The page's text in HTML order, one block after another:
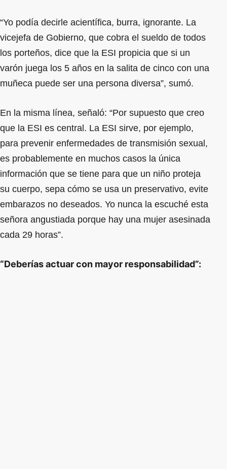
“Yo podía decirle acientífica, burra, ignorante. La
vicejefa de Gobierno, que cobra el sueldo de todos
los porteños, dice que la ESI propicia que si un
varón juega los 5 años en la salita de cinco con una
muñeca puede ser una persona diversa”, sumó.
En la misma línea, señaló: “Por supuesto que creo
que la ESI es central. La ESI sirve, por ejemplo,
para prevenir enfermedades de transmisión sexual,
es probablemente en muchos casos la única
información que se tiene para que un niño proteja
su cuerpo, sepa cómo se usa un preservativo, evite
embarazos no deseados. Yo nunca la escuché esta
señora angustiada porque hay una mujer asesinada
cada 29 horas”.
“Deberías actuar con mayor responsabilidad”: